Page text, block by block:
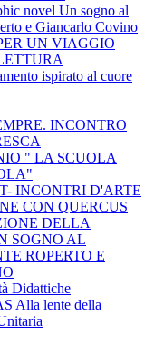
novel Un sogno al
e Giancarlo Covino
UN VIAGGIO
ispirato al cuore
INCONTRO
" LA SCUOLA
INCONTRI D'ARTE
CON QUERCUS
DELLA
SOGNO AL
ROPERTO E
Didattiche
Alla lente della